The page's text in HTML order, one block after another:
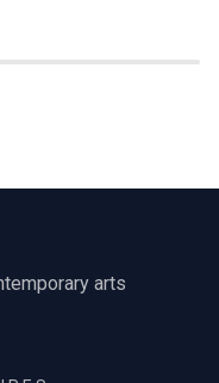
arts